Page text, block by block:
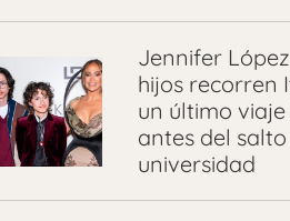
Jennifer
hijos recorren
un último
antes del
universidad